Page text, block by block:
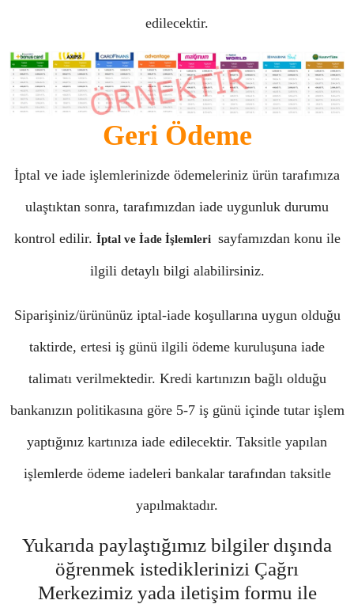
edilecektir.
Geri Ödeme
İptal ve iade işlemlerinizde ödemeleriniz ürün tarafımıza
ulaştıktan sonra, tarafımızdan iade uygunluk durumu
kontrol edilir. İptal ve İade İşlemleri sayfamızdan konu ile
ilgili detaylı bilgi alabilirsiniz.
Siparişiniz/ürününüz iptal-iade koşullarına uygun olduğu
taktirde, ertesi iş günü ilgili ödeme kuruluşuna iade
talimatı verilmektedir. Kredi kartınızın bağlı olduğu
bankanızın politikasına göre 5-7 iş günü içinde tutar işlem
yaptığınız kartınıza iade edilecektir. Taksitle yapılan
işlemlerde ödeme iadeleri bankalar tarafından taksitle
yapılmaktadır.
Yukarıda paylaştığımız bilgiler dışında
öğrenmek istediklerinizi Çağrı
Merkezimiz yada iletişim formu ile